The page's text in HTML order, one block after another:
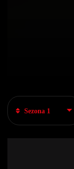
Sezona 1